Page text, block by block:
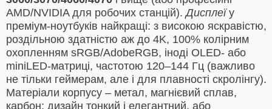
AMD/NVIDIA для робочих станцій).Дисплеїу
преміум-ноутбуків найкращі: з високою яскравістю,
роздільною здатністю аж до 4K, 100% колірним
охопленням sRGB/AdobeRGB, іноді OLED- або
miniLED-матриці, частотою 120–144 Гц (важливо
не тільки геймерам, але і для плавності скролінгу).
Матеріали корпусу – метал, магнієвий сплав,
карбон; дизайн тонкий і елегантний, або